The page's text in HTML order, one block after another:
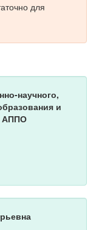
для
научного,
и
АППО